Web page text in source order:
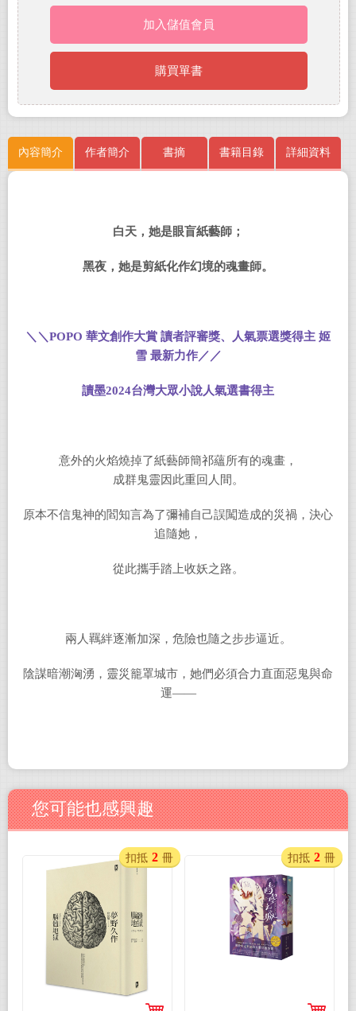
加入儲值會員
購買單書
內容簡介 作者簡介 書摘 書籍目錄 詳細資料
白天，她是眼盲紙藝師；
黑夜，她是剪紙化作幻境的魂畫師。
＼＼POPO 華文創作大賞 讀者評審獎、人氣票選獎得主 姬
雪 最新力作／／
讀墨2024台灣大眾小說人氣選書得主
意外的火焰燒掉了紙藝師簡祁蘊所有的魂畫，
成群鬼靈因此重回人間。
原本不信鬼神的閻知言為了彌補自己誤闖造成的災禍，決心
追隨她，
從此攜手踏上收妖之路。
兩人羈絆逐漸加深，危險也隨之步步逼近。
陰謀暗潮洶湧，靈災籠罩城市，她們必須合力直面惡鬼與命
運——
您可能也感興趣
扣抵 2 冊 扣抵 2 冊